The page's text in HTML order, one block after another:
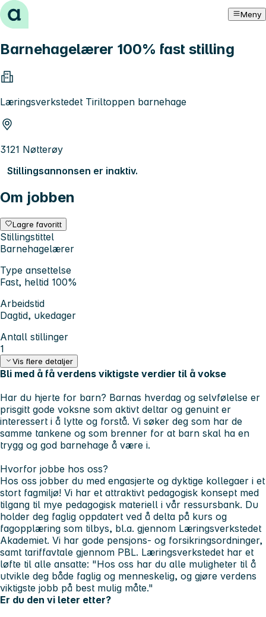
Hopp til innhold Meny
Barnehagelærer 100% fast stilling
Læringsverkstedet Tiriltoppen barnehage
3121 Nøtterøy
Stillingsannonsen er inaktiv.
Om jobben
Lagre favoritt
Stillingstittel
Barnehagelærer
Type ansettelse
Fast, heltid 100%
Arbeidstid
Dagtid, ukedager
Antall stillinger
1
Vis flere detaljer
Bli med å få verdens viktigste verdier til å vokse
Har du hjerte for barn? Barnas hverdag og selvfølelse er
prisgitt gode voksne som aktivt deltar og genuint er
interessert i å lytte og forstå. Vi søker deg som har de
samme tankene og som brenner for at barn skal ha en
trygg og god barnehage å være i.
Hvorfor jobbe hos oss?
Hos oss jobber du med engasjerte og dyktige kollegaer i et
stort fagmiljø! Vi har et attraktivt pedagogisk konsept med
tilgang til mye pedagogisk materiell i vår ressursbank. Du
holder deg faglig oppdatert ved å delta på kurs og
fagopplæring som tilbys, bl.a. gjennom Læringsverkstedet
Akademiet. Vi har gode pensjons- og forsikringsordninger,
samt tariffavtale gjennom PBL. Læringsverkstedet har et
løfte til alle ansatte: "Hos oss har du alle muligheter til å
utvikle deg både faglig og menneskelig, og gjøre verdens
viktigste jobb på best mulig måte."
Er du den vi leter etter?